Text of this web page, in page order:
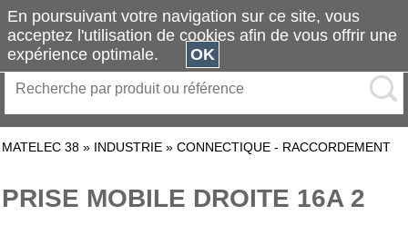
MATELEC 38 » INDUSTRIE » CONNECTIQUE - RACCORDEMENT
PRISE MOBILE DROITE 16A 2
En poursuivant votre navigation sur ce site, vous
acceptez l'utilisation de cookies afin de vous offrir une
expérience optimale.
OK